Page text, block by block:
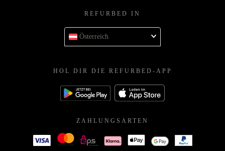
REFURBED IN
Österreich
HOL DIR DIE REFURBED-APP
ZAHLUNGSARTEN